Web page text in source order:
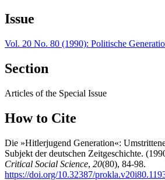
Issue
Vol. 20 No. 80 (1990): Politische
Section
Articles of the Special Issue
How to Cite
Die »Hitlerjugend Generation«:
Subjekt der deutschen Zeitgeschichte.
Critical Social Science, 20(80), 84-98.
https://doi.org/10.32387/